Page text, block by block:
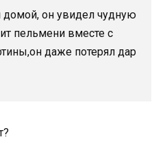
домой, он увидел чудную
пельмени вместе с
даже потерял дар